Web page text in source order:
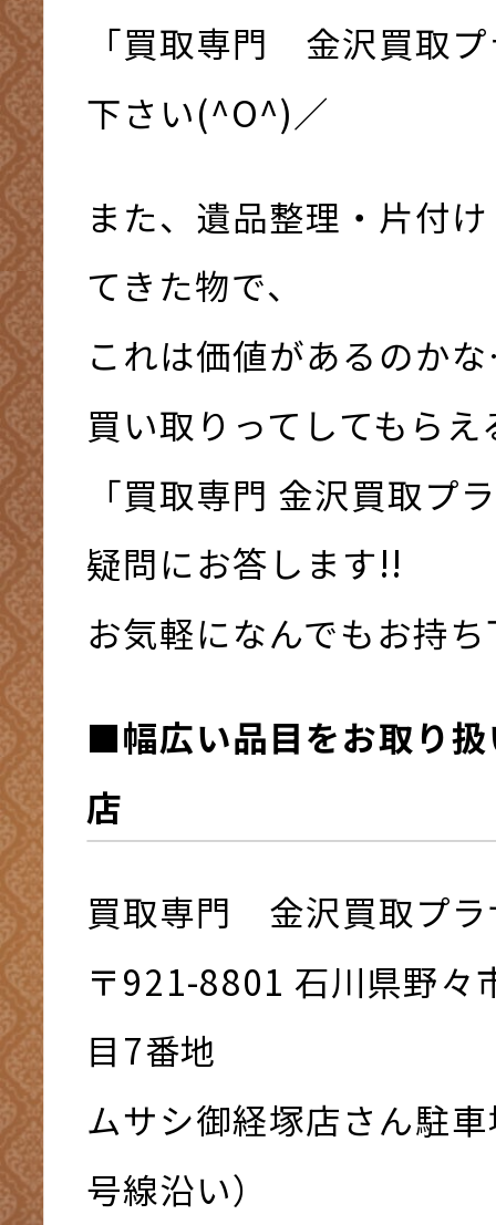
「買取専門 金沢買取
下さい(^O^)／
また、遺品整理・片付
てきた物で、
これは価値があるのか
買い取りってしてもら
「買取専門 金沢買取プ
疑問にお答します!!
お気軽になんでもお持
■幅広い品目をお取り
店
買取専門 金沢買取プラ
〒921-8801 ⽯川県野々
⽬7番地
ムサシ御経塚店さん駐
号線沿い）